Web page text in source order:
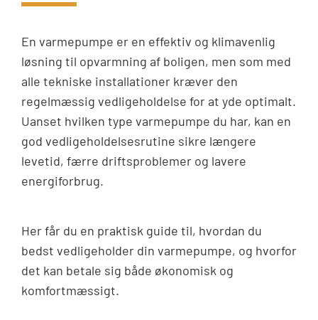
En varmepumpe er en effektiv og klimavenlig
løsning til opvarmning af boligen, men som med
alle tekniske installationer kræver den
regelmæssig vedligeholdelse for at yde optimalt.
Uanset hvilken type varmepumpe du har, kan en
god vedligeholdelsesrutine sikre længere
levetid, færre driftsproblemer og lavere
energiforbrug.
Her får du en praktisk guide til, hvordan du
bedst vedligeholder din varmepumpe, og hvorfor
det kan betale sig både økonomisk og
komfortmæssigt.